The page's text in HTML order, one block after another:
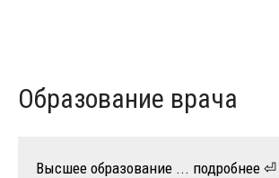
Образование врача
Высшее образование ... подробнее ⏎